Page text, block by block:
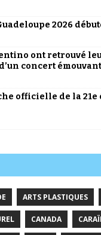
2026
ont retrouvé
concert émouvant
officielle de la
ARTS PLASTIQUES
CANADA